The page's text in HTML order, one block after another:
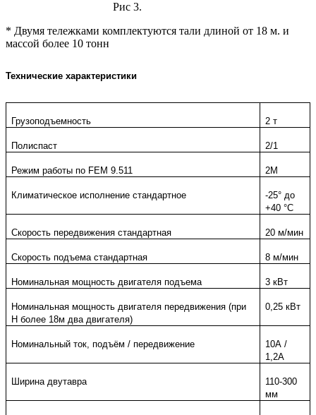
Рис 3.
* Двумя тележками комплектуются тали длиной от 18 м. и
массой более 10 тонн
Технические характеристики
Грузоподъемность 2 т
Полиспаст 2/1
Режим работы по FEM 9.511 2М
Климатическое исполнение стандартное
-25° до
+40 °С
Скорость передвижения стандартная 20 м/мин
Скорость подъема стандартная 8 м/мин
Номинальная мощность двигателя подъема 3 кВт
Номинальная мощность двигателя передвижения (при
H более 18м два двигателя)
0,25 кВт
Номинальный ток, подъём / передвижение
10А /
1,2А
Ширина двутавра
110-300
мм